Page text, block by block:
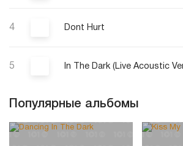
4 Dont Hurt
5
Популярные альбомы